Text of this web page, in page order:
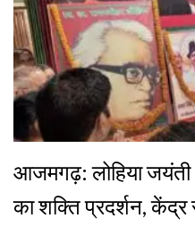
आजमगढ़: लोहिया
का शक्ति प्रदर्शन, केंद्र